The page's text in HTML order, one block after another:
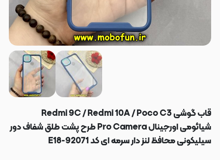
قاب گوشی Redmi 9C / Redmi 10A / Poco C3
شیائومی اورجینال Pro Camera طرح پشت طلق شفاف دور
سیلیکونی محافظ لنز دار سرمه ای کد E18-92071